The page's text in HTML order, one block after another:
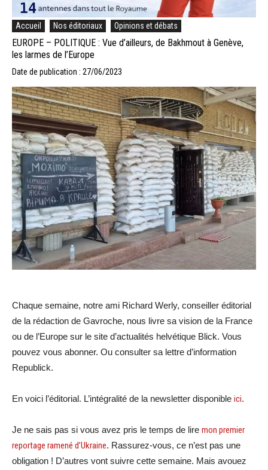
Accueil Nos éditoriaux Opinions et débats
EUROPE – POLITIQUE : Vue d’ailleurs, de Bakhmout à Genève,
les larmes de l’Europe
Date de publication : 27/06/2023
Chaque semaine, notre ami Richard Werly, conseiller éditorial
de la rédaction de Gavroche, nous livre sa vision de la France
ou de l’Europe sur le site d’actualités helvétique Blick. Vous
pouvez vous abonner. Ou consulter sa lettre d’information
Republick.
En voici l’éditorial. L’intégralité de la newsletter disponible ici.
Je ne sais pas si vous avez pris le temps de lire mon premier
reportage ramené d’Ukraine. Rassurez-vous, ce n’est pas une
obligation ! D’autres vont suivre cette semaine. Mais avouez